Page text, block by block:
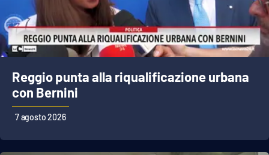
Reggio punta alla riqualificazione urbana
con Bernini
7 agosto 2026